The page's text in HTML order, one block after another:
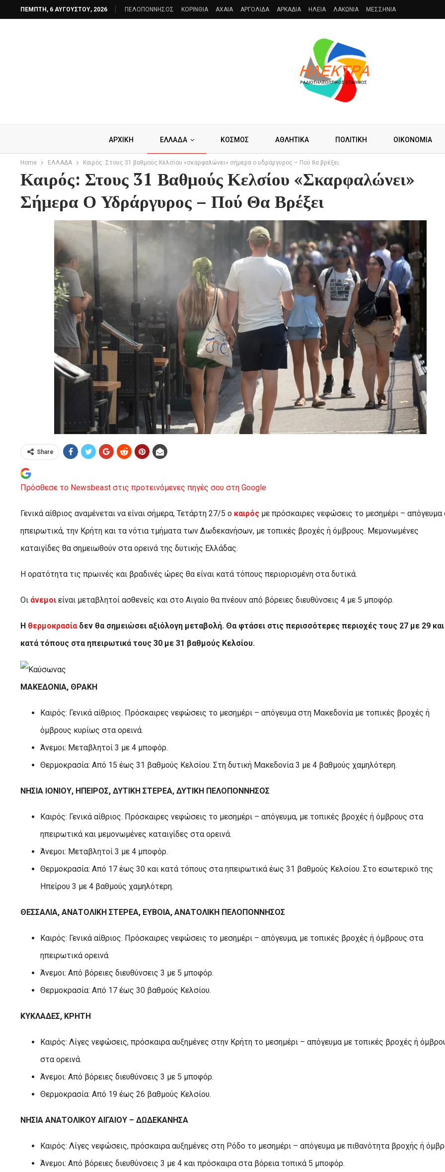
ΠΈΜΠΤΗ, 6 ΑΥΓΟΎΣΤΟΥ, 2026 ΠΕΛΟΠΟΝΝΗΣΟΣ ΚΟΡΙΝΘΙΑ AXAIA ΑΡΓΟΛΙΔΑ ΑΡΚΑΔΙΑ ΗΛΕΙΑ ΛΑΚΩΝΙΑ ΜΕΣΣΗΝΙΑ
ΑΡΧΙΚΗ ΕΛΛΑΔΑ ΚΟΣΜΟΣ ΑΘΛΗΤΙΚΑ ΠΟΛΙΤΙΚΗ ΟΙΚΟΝΟΜΙΑ
Home ΕΛΛΑΔΑ Καιρός: Στους 31 βαθμούς Κελσίου «σκαρφαλώνει» σήμερα ο υδράργυρος – Πού θα βρέξει
Καιρός: Στους 31 Βαθμούς Κελσίου «σκαρφαλώνει»
Σήμερα Ο Υδράργυρος – Πού Θα Βρέξει
Share
Πρόσθεσε το Newsbeast στις προτεινόμενες πηγές σου στη Google
Γενικά αίθριος αναμένεται να είναι σήμερα, Τετάρτη 27/5 ο καιρός με πρόσκαιρες νεφώσεις το μεσημέρι – απόγευμα
ηπειρωτικά, την Κρήτη και τα νότια τμήματα των Δωδεκανήσων, με τοπικές βροχές ή όμβρους. Μεμονωμένες
καταιγίδες θα σημειωθούν στα ορεινά της δυτικής Ελλάδας.
Η ορατότητα τις πρωινές και βραδινές ώρες θα είναι κατά τόπους περιορισμένη στα δυτικά.
Οι άνεμοι είναι μεταβλητοί ασθενείς και στο Αιγαίο θα πνέουν από βόρειες διευθύνσεις 4 με 5 μποφόρ.
Η θερμοκρασία δεν θα σημειώσει αξιόλογη μεταβολή. Θα φτάσει στις περισσότερες περιοχές τους 27 με 29 και
κατά τόπους στα ηπειρωτικά τους 30 με 31 βαθμούς Κελσίου.
ΜΑΚΕΔΟΝΙΑ, ΘΡΑΚΗ
Καιρός: Γενικά αίθριος. Πρόσκαιρες νεφώσεις το μεσημέρι – απόγευμα στη Μακεδονία με τοπικές βροχές ή
όμβρους κυρίως στα ορεινά.
Άνεμοι: Μεταβλητοί 3 με 4 μποφόρ.
Θερμοκρασία: Από 15 έως 31 βαθμούς Κελσίου. Στη δυτική Μακεδονία 3 με 4 βαθμούς χαμηλότερη.
ΝΗΣΙΑ ΙΟΝΙΟΥ, ΗΠΕΙΡΟΣ, ΔΥΤΙΚΗ ΣΤΕΡΕΑ, ΔΥΤΙΚΗ ΠΕΛΟΠΟΝΝΗΣΟΣ
Καιρός: Γενικά αίθριος. Πρόσκαιρες νεφώσεις το μεσημέρι – απόγευμα, με τοπικές βροχές ή όμβρους στα
ηπειρωτικά και μεμονωμένες καταιγίδες στα ορεινά.
Άνεμοι: Μεταβλητοί 3 με 4 μποφόρ.
Θερμοκρασία: Από 17 έως 30 και κατά τόπους στα ηπειρωτικά έως 31 βαθμούς Κελσίου. Στο εσωτερικό της
Ηπείρου 3 με 4 βαθμούς χαμηλότερη.
ΘΕΣΣΑΛΙΑ, ΑΝΑΤΟΛΙΚΗ ΣΤΕΡΕΑ, ΕΥΒΟΙΑ, ΑΝΑΤΟΛΙΚΗ ΠΕΛΟΠΟΝΝΗΣΟΣ
Καιρός: Γενικά αίθριος. Πρόσκαιρες νεφώσεις το μεσημέρι – απόγευμα, με τοπικές βροχές ή όμβρους στα
ηπειρωτικά ορεινά.
Άνεμοι: Από βόρειες διευθύνσεις 3 με 5 μποφόρ.
Θερμοκρασία: Από 17 έως 30 βαθμούς Κελσίου.
ΚΥΚΛΑΔΕΣ, ΚΡΗΤΗ
Καιρός: Λίγες νεφώσεις, πρόσκαιρα αυξημένες στην Κρήτη το μεσημέρι – απόγευμα με τοπικές βροχές ή
στα ορεινά.
Άνεμοι: Από βόρειες διευθύνσεις 3 με 5 μποφόρ.
Θερμοκρασία: Από 19 έως 26 βαθμούς Κελσίου.
ΝΗΣΙΑ ΑΝΑΤΟΛΙΚΟΥ ΑΙΓΑΙΟΥ – ΔΩΔΕΚΑΝΗΣΑ
Καιρός: Λίγες νεφώσεις, πρόσκαιρα αυξημένες στη Ρόδο το μεσημέρι – απόγευμα με πιθανότητα βροχής ή
Άνεμοι: Από βόρειες διευθύνσεις 3 με 4 και πρόσκαιρα στα βόρεια τοπικά 5 μποφόρ.